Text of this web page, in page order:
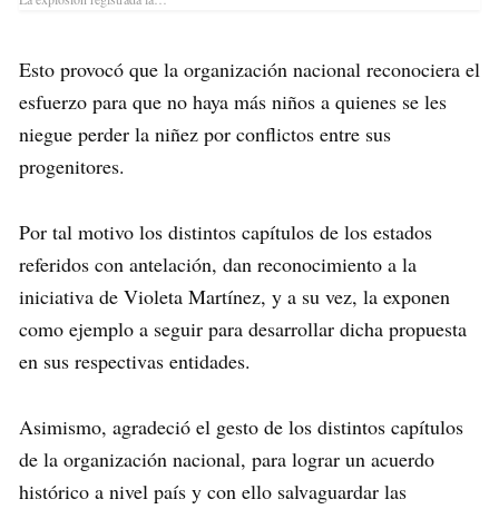
Esto provocó que la organización nacional reconociera el
esfuerzo para que no haya más niños a quienes se les
niegue perder la niñez por conflictos entre sus
progenitores.
Por tal motivo los distintos capítulos de los estados
referidos con antelación, dan reconocimiento a la
iniciativa de Violeta Martínez, y a su vez, la exponen
como ejemplo a seguir para desarrollar dicha propuesta
en sus respectivas entidades.
Asimismo, agradeció el gesto de los distintos capítulos
de la organización nacional, para lograr un acuerdo
histórico a nivel país y con ello salvaguardar las